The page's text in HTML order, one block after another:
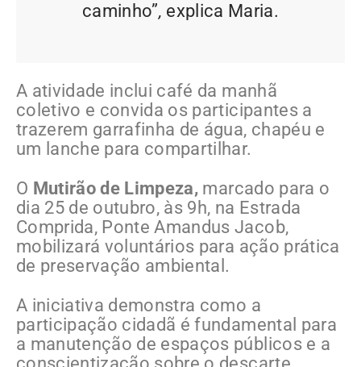
caminho”, explica Maria.
A atividade inclui café da manhã
coletivo e convida os participantes a
trazerem garrafinha de água, chapéu e
um lanche para compartilhar.
O Mutirão de Limpeza, marcado para o
dia 25 de outubro, às 9h, na Estrada
Comprida, Ponte Amandus Jacob,
mobilizará voluntários para ação prática
de preservação ambiental.
A iniciativa demonstra como a
participação cidadã é fundamental para
a manutenção de espaços públicos e a